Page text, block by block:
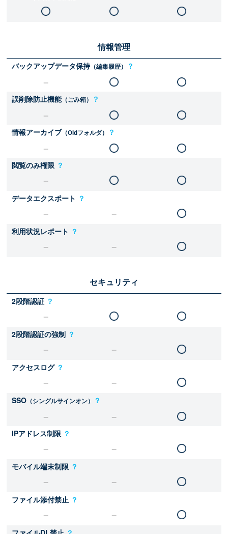
情報管理
バックアップデータ保持（編集履歴） ？
誤削除防止機能（ごみ箱） ？
情報アーカイブ（Oldフォルダ） ？
閲覧のみ権限 ？
データエクスポート ？
利用状況レポート ？
セキュリティ
2段階認証 ？
2段階認証の強制 ？
アクセスログ ？
SSO （シングルサインオン） ？
IPアドレス制限 ？
モバイル端末制限 ？
ファイル添付禁止 ？